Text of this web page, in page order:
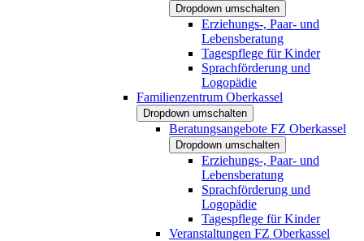
Dropdown umschalten
Erziehungs-, Paar- und
Lebensberatung
Tagespflege für Kinder
Sprachförderung und
Logopädie
Familienzentrum Oberkassel
Dropdown umschalten
Beratungsangebote FZ Oberkassel
Dropdown umschalten
Erziehungs-, Paar- und
Lebensberatung
Sprachförderung und
Logopädie
Tagespflege für Kinder
Veranstaltungen FZ Oberkassel